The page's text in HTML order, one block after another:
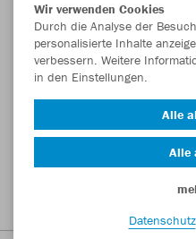
Wir verwenden Cookies
Durch die Analyse der
personalisierte Inhalte
verbessern. Weitere
in den Einstellungen.
Alle
Alle
Datenschutz